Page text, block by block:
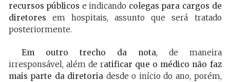
recursos públicos e indicando colegas para cargos de
diretores em hospitais, assunto que será tratado
posteriormente.
Em outro trecho da nota, de maneira
irresponsável, além de ratificar que o médico não faz
mais parte da diretoria desde o início do ano, porém,